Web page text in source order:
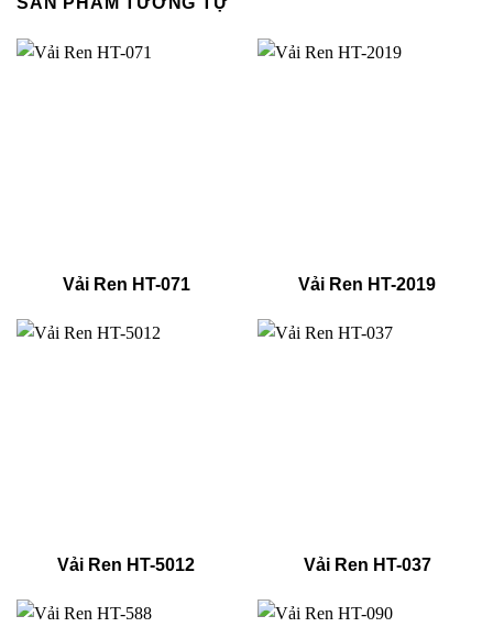
Vải Ren HT-071 Vải Ren HT-2019
Vải Ren HT-5012 Vải Ren HT-037